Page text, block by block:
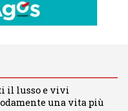
il lusso e vivi
una vita più